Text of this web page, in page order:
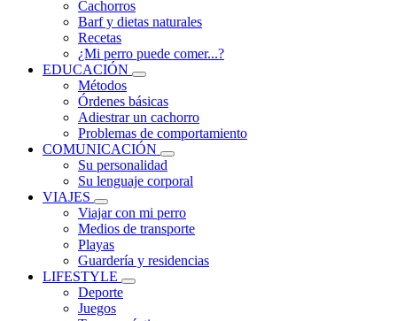
Cachorros
Barf y dietas naturales
Recetas
¿Mi perro puede comer...?
EDUCACIÓN
Métodos
Órdenes básicas
Adiestrar un cachorro
Problemas de comportamiento
COMUNICACIÓN
Su personalidad
Su lenguaje corporal
VIAJES
Viajar con mi perro
Medios de transporte
Playas
Guardería y residencias
LIFESTYLE
Deporte
Juegos